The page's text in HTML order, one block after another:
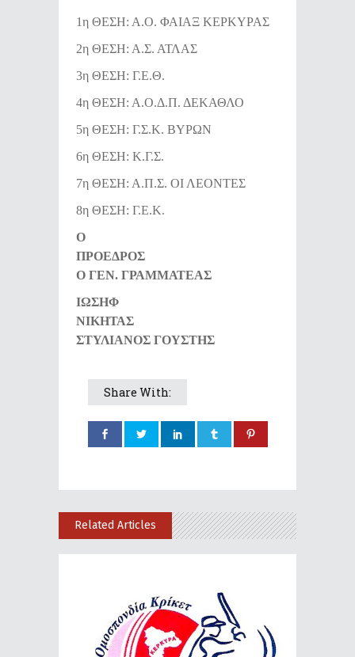
1η ΘΕΣΗ: Α.Ο. ΦΑΙΑΞ ΚΕΡΚΥΡΑΣ
2η ΘΕΣΗ: Α.Σ. ΑΤΛΑΣ
3η ΘΕΣΗ: Γ.Ε.Θ.
4η ΘΕΣΗ: Α.Ο.Δ.Π. ΔΕΚΑΘΛΟ
5η ΘΕΣΗ: Γ.Σ.Κ. ΒΥΡΩΝ
6η ΘΕΣΗ: Κ.Γ.Σ.
7η ΘΕΣΗ: Α.Π.Σ. ΟΙ ΛΕΟΝΤΕΣ
8η ΘΕΣΗ: Γ.Ε.Κ.
Ο
ΠΡΟΕΔΡΟΣ
Ο ΓΕΝ. ΓΡΑΜΜΑΤΕΑΣ
ΙΩΣΗΦ
ΝΙΚΗΤΑΣ
ΣΤΥΛΙΑΝΟΣ ΓΟΥΣΤΗΣ
Share With:
Related Articles